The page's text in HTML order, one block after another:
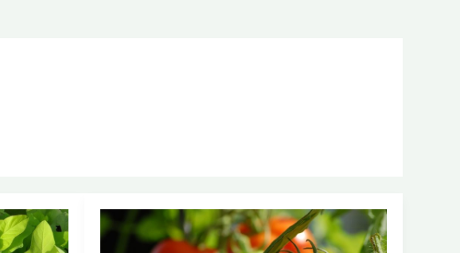
Viseči
paradižnik